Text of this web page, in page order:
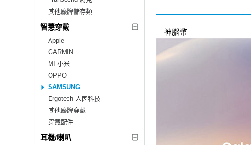
其他廠牌儲存類
智慧穿戴
Apple
GARMIN
MI 小米
OPPO
SAMSUNG
Ergotech 人因科技
其他廠牌穿戴
穿戴配件
耳機/喇叭
神腦幣